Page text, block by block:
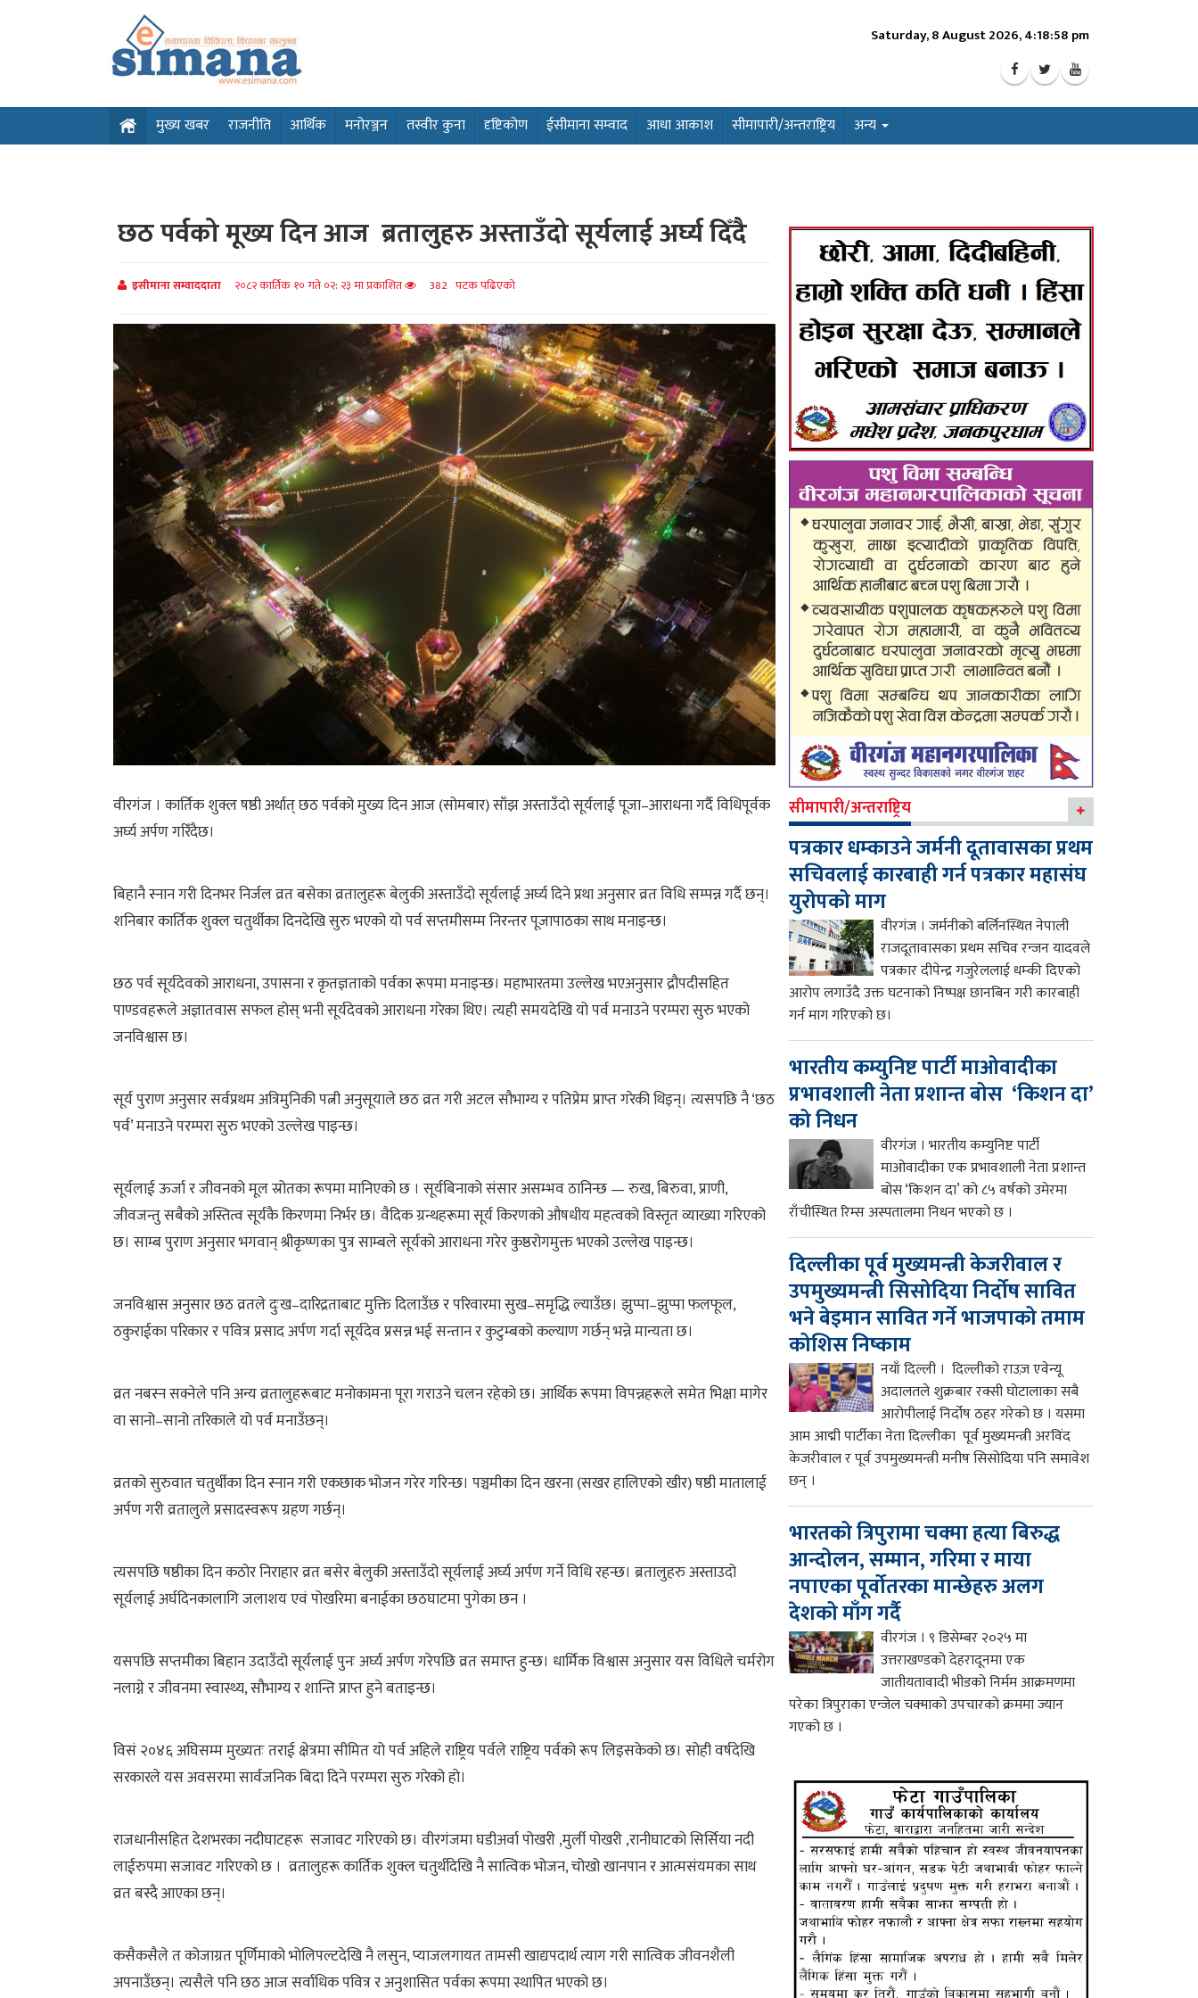
Saturday, 8 August 2026, 4:19:00 pm
मुख्य खबर राजनीति आर्थिक मनोरञ्जन तस्वीर कुना दृष्टिकोण ईसीमाना सम्वाद आधा आकाश सीमापारी/अन्तराष्ट्रिय अन्य
छठ पर्वको मूख्य दिन आज ब्रतालुहरु अस्ताउँदो सूर्यलाई अर्घ्य दिँदै
इसीमाना सम्वाददाता २०८२ कार्तिक १० गते ०२: २३ मा प्रकाशित 382 पटक पढिएको
वीरगंज । कार्तिक शुक्ल षष्ठी अर्थात् छठ पर्वको मुख्य दिन आज (सोमबार) साँझ अस्ताउँदो सूर्यलाई पूजा–आराधना गर्दै विधिपूर्वक
अर्घ्य अर्पण गरिँदैछ।
बिहानै स्नान गरी दिनभर निर्जल व्रत बसेका व्रतालुहरू बेलुकी अस्ताउँदो सूर्यलाई अर्घ्य दिने प्रथा अनुसार व्रत विधि सम्पन्न गर्दै छन्।
शनिबार कार्तिक शुक्ल चतुर्थीका दिनदेखि सुरु भएको यो पर्व सप्तमीसम्म निरन्तर पूजापाठका साथ मनाइन्छ।
छठ पर्व सूर्यदेवको आराधना, उपासना र कृतज्ञताको पर्वका रूपमा मनाइन्छ। महाभारतमा उल्लेख भएअनुसार द्रौपदीसहित
पाण्डवहरूले अज्ञातवास सफल होस् भनी सूर्यदेवको आराधना गरेका थिए। त्यही समयदेखि यो पर्व मनाउने परम्परा सुरु भएको
जनविश्वास छ।
सूर्य पुराण अनुसार सर्वप्रथम अत्रिमुनिकी पत्नी अनुसूयाले छठ व्रत गरी अटल सौभाग्य र पतिप्रेम प्राप्त गरेकी थिइन्। त्यसपछि नै ‘छठ
पर्व’ मनाउने परम्परा सुरु भएको उल्लेख पाइन्छ।
सूर्यलाई ऊर्जा र जीवनको मूल स्रोतका रूपमा मानिएको छ । सूर्यबिनाको संसार असम्भव ठानिन्छ — रुख, बिरुवा, प्राणी,
जीवजन्तु सबैको अस्तित्व सूर्यकै किरणमा निर्भर छ। वैदिक ग्रन्थहरूमा सूर्य किरणको औषधीय महत्वको विस्तृत व्याख्या गरिएको
छ। साम्ब पुराण अनुसार भगवान् श्रीकृष्णका पुत्र साम्बले सूर्यको आराधना गरेर कुष्ठरोगमुक्त भएको उल्लेख पाइन्छ।
जनविश्वास अनुसार छठ व्रतले दुःख–दारिद्रताबाट मुक्ति दिलाउँछ र परिवारमा सुख–समृद्धि ल्याउँछ। झुप्पा–झुप्पा फलफूल,
ठकुराईका परिकार र पवित्र प्रसाद अर्पण गर्दा सूर्यदेव प्रसन्न भई सन्तान र कुटुम्बको कल्याण गर्छन् भन्ने मान्यता छ।
व्रत नबस्न सक्नेले पनि अन्य व्रतालुहरूबाट मनोकामना पूरा गराउने चलन रहेको छ। आर्थिक रूपमा विपन्नहरूले समेत भिक्षा मागेर
वा सानो–सानो तरिकाले यो पर्व मनाउँछन्।
व्रतको सुरुवात चतुर्थीका दिन स्नान गरी एकछाक भोजन गरेर गरिन्छ। पञ्चमीका दिन खरना (सखर हालिएको खीर) षष्ठी मातालाई
अर्पण गरी व्रतालुले प्रसादस्वरूप ग्रहण गर्छन्।
त्यसपछि षष्ठीका दिन कठोर निराहार व्रत बसेर बेलुकी अस्ताउँदो सूर्यलाई अर्घ्य अर्पण गर्ने विधि रहन्छ। ब्रतालुहरु अस्ताउदो
सूर्यलाई अर्घदिनकालागि जलाशय एवं पोखरिमा बनाईका छठघाटमा पुगेका छन ।
यसपछि सप्तमीका बिहान उदाउँदो सूर्यलाई पुनः अर्घ्य अर्पण गरेपछि व्रत समाप्त हुन्छ। धार्मिक विश्वास अनुसार यस विधिले चर्मरोग
नलाग्ने र जीवनमा स्वास्थ्य, सौभाग्य र शान्ति प्राप्त हुने बताइन्छ।
विसं २०४६ अघिसम्म मुख्यतः तराई क्षेत्रमा सीमित यो पर्व अहिले राष्ट्रिय पर्वले राष्ट्रिय पर्वको रूप लिइसकेको छ। सोही वर्षदेखि
सरकारले यस अवसरमा सार्वजनिक बिदा दिने परम्परा सुरु गरेको हो।
राजधानीसहित देशभरका नदीघाटहरू सजावट गरिएको छ। वीरगंजमा घडीअर्वा पोखरी ,मुर्ली पोखरी ,रानीघाटको सिर्सिया नदी
लाईरुपमा सजावट गरिएको छ । व्रतालुहरू कार्तिक शुक्ल चतुर्थीदेखि नै सात्विक भोजन, चोखो खानपान र आत्मसंयमका साथ
व्रत बस्दै आएका छन्।
कसैकसैले त कोजाग्रत पूर्णिमाको भोलिपल्टदेखि नै लसुन, प्याजलगायत तामसी खाद्यपदार्थ त्याग गरी सात्विक जीवनशैली
अपनाउँछन्। त्यसैले पनि छठ आज सर्वाधिक पवित्र र अनुशासित पर्वका रूपमा स्थापित भएको छ।
सीमापारी/अन्तराष्ट्रिय
पत्रकार धम्काउने जर्मनी दूतावासका प्रथम
सचिवलाई कारबाही गर्न पत्रकार महासंघ
युरोपको माग
वीरगंज । जर्मनीको बर्लिनस्थित नेपाली
राजदूतावासका प्रथम सचिव रन्जन यादवले
पत्रकार दीपेन्द्र गजुरेललाई धम्की दिएको
आरोप लगाउँदै उक्त घटनाको निष्पक्ष छानबिन गरी कारबाही
गर्न माग गरिएको छ।
भारतीय कम्युनिष्ट पार्टी माओवादीका
प्रभावशाली नेता प्रशान्त बोस ‘किशन दा’
को निधन
वीरगंज । भारतीय कम्युनिष्ट पार्टी
माओवादीका एक प्रभावशाली नेता प्रशान्त
बोस ‘किशन दा’ को ८५ वर्षको उमेरमा
राँचीस्थित रिम्स अस्पतालमा निधन भएको छ ।
दिल्लीका पूर्व मुख्यमन्त्री केजरीवाल र
उपमुख्यमन्त्री सिसोदिया निर्दोष सावित
भने बेइमान सावित गर्ने भाजपाको तमाम
कोशिस निष्काम
नयाँ दिल्ली । दिल्लीको राउज़ एवेन्यू
अदालतले शुक्रबार रक्सी घोटालाका सबै
आरोपीलाई निर्दोष ठहर गरेको छ । यसमा
आम आद्मी पार्टीका नेता दिल्लीका पूर्व मुख्यमन्त्री अरविंद
केजरीवाल र पूर्व उपमुख्यमन्त्री मनीष सिसोदिया पनि समावेश
छन् ।
भारतको त्रिपुरामा चक्मा हत्या बिरुद्ध
आन्दोलन, सम्मान, गरिमा र माया
नपाएका पूर्वोतरका मान्छेहरु अलग
देशको माँग गर्दै
वीरगंज । ९ डिसेम्बर २०२५ मा
उत्तराखण्डको देहरादूनमा एक
जातीयतावादी भीडको निर्मम आक्रमणमा
परेका त्रिपुराका एन्जेल चक्माको उपचारको क्रममा ज्यान
गएको छ ।